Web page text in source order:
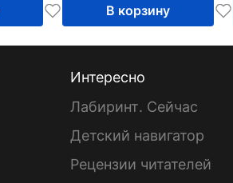
В корзину
Интересно
Лабиринт. Сейчас
Детский навигатор
Рецензии читателей